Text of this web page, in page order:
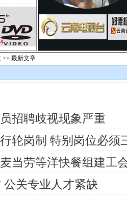
>> 最新文章
招聘歧视现象严重
轮岗制 特别岗位必须
当劳等洋快餐组建工
公关专业人才紧缺